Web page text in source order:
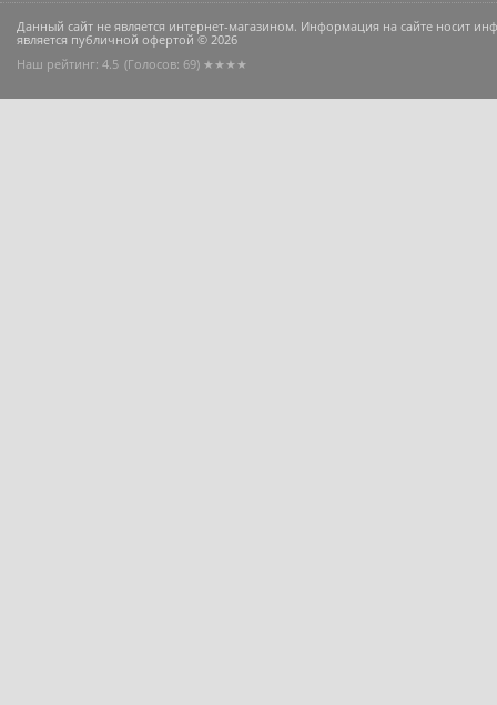
Данный сайт не является интернет-магазином. Информация на сайте носит
является публичной офертой © 2026
Наш рейтинг: 4.5 (Голосов: 69) ★★★★